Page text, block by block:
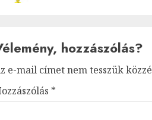
hozzászólás?
e-mail címet nem tesszük
*